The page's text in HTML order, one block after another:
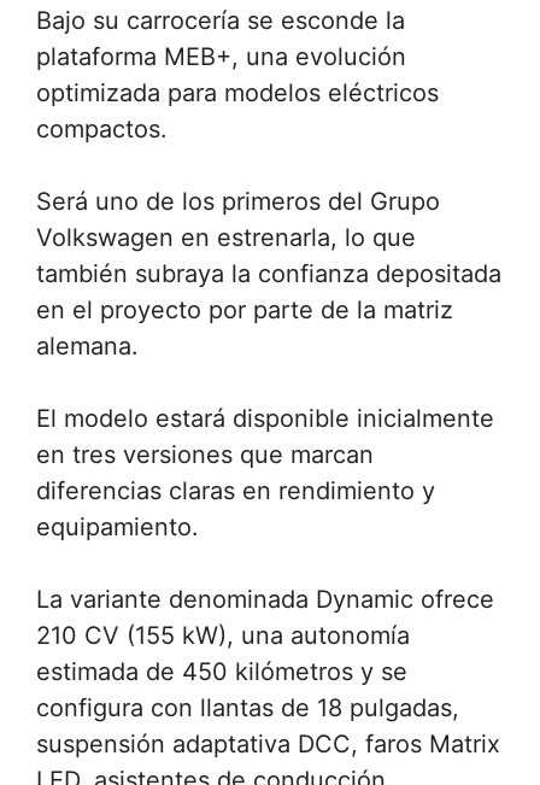
Bajo su carrocería se esconde la
plataforma MEB+, una evolución
optimizada para modelos eléctricos
compactos.
Será uno de los primeros del Grupo
Volkswagen en estrenarla, lo que
también subraya la confianza depositada
en el proyecto por parte de la matriz
alemana.
El modelo estará disponible inicialmente
en tres versiones que marcan
diferencias claras en rendimiento y
equipamiento.
La variante denominada Dynamic ofrece
210 CV (155 kW), una autonomía
estimada de 450 kilómetros y se
configura con llantas de 18 pulgadas,
suspensión adaptativa DCC, faros Matrix